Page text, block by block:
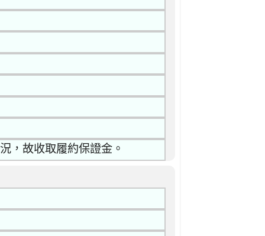
，故收取履約保證金。